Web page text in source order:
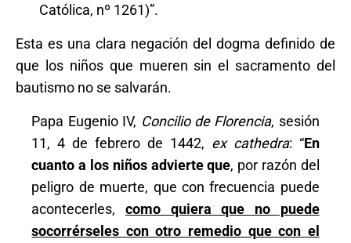
Católica, nº 1261)”.
Esta es una clara negación del dogma definido de
que los niños que mueren sin el sacramento del
bautismo no se salvarán.
Papa Eugenio IV, Concilio de Florencia, sesión
11, 4 de febrero de 1442, ex cathedra: “En
cuanto a los niños advierte que, por razón del
peligro de muerte, que con frecuencia puede
acontecerles,como quiera que no puede
socorrérseles con otro remedio que con el